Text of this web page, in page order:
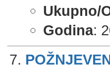
Ukupno/
Godina: